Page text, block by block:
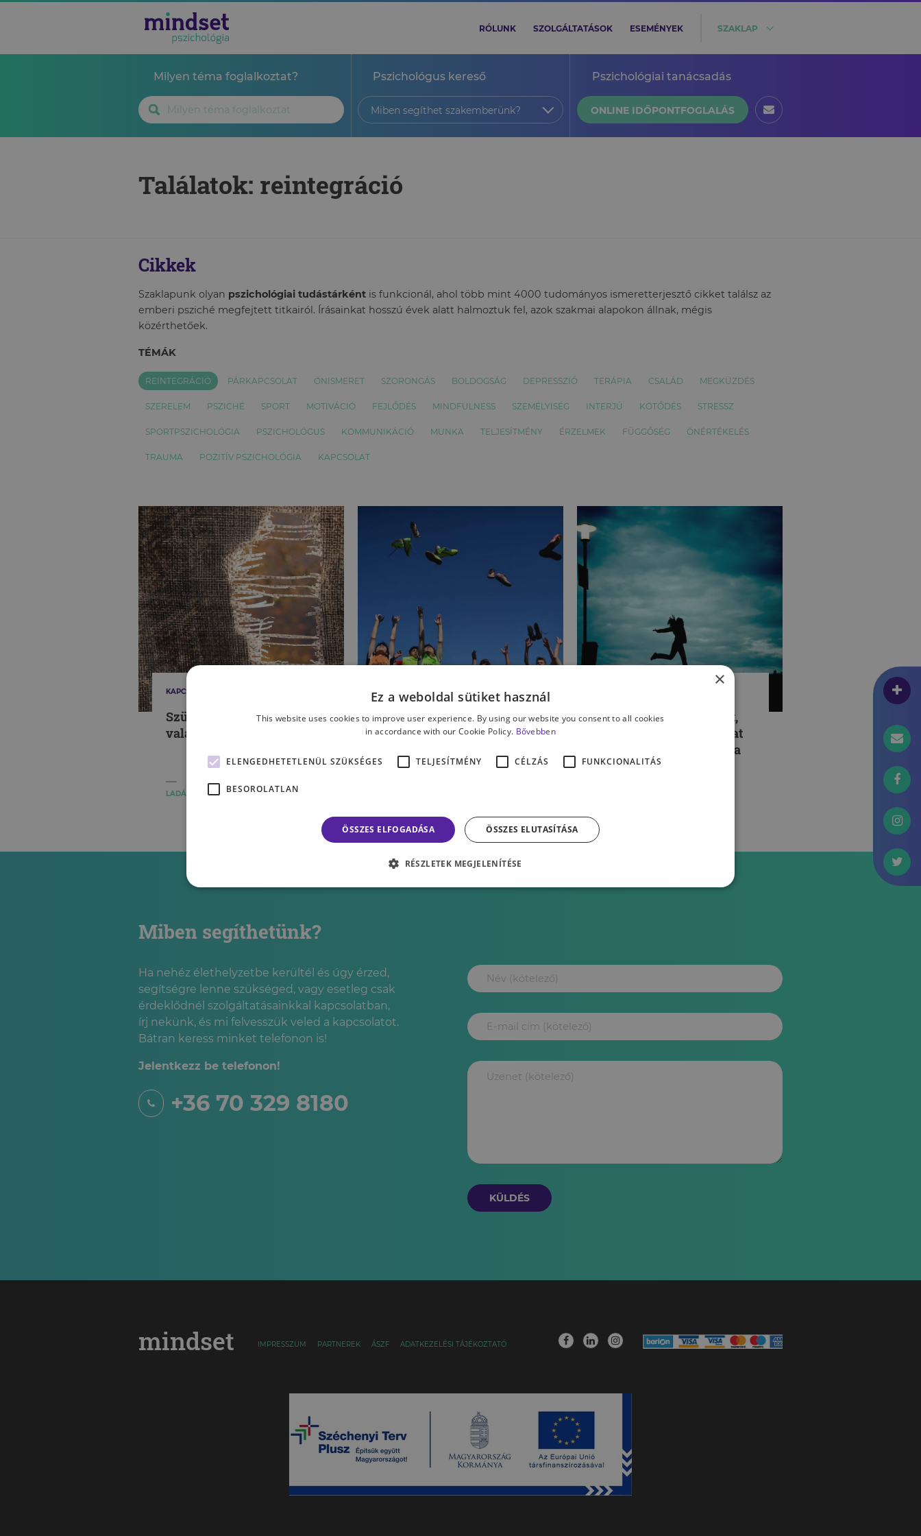
RÓLUNK SZOLGÁLTATÁSOK ESEMÉNYEK SZAKLAP
Milyen téma foglalkoztat? Pszichológus kereső
Miben segíthet szakemberünk?
Pszichológiai tanácsadás
ONLINE IDŐPONTFOGLALÁS
Találatok: reintegráció
Cikkek
Szaklapunk olyan pszichológiai tudástárként is funkcionál, ahol több mint 4000 tudományos ismeretterjesztő cikket találsz az
emberi psziché megfejtett titkairól. Írásainkat hosszú évek alatt halmoztuk fel, azok szakmai alapokon állnak, mégis
közérthetőek.
TÉMÁK
REINTEGRÁCIÓ PÁRKAPCSOLAT ÖNISMERET SZORONGÁS BOLDOGSÁG DEPRESSZIÓ TERÁPIA CSALÁD MEGKÜZDÉS
SZERELEM PSZICHÉ SPORT MOTIVÁCIÓ FEJLŐDÉS MINDFULNESS SZEMÉLYISÉG INTERJÚ KÖTŐDÉS STRESSZ
SPORTPSZICHOLÓGIA PSZICHOLÓGUS KOMMUNIKÁCIÓ MUNKA TELJESÍTMÉNY ÉRZELMEK FÜGGŐSÉG ÖNÉRTÉKELÉS
TRAUMA POZITÍV PSZICHOLÓGIA KAPCSOLAT
KAPCSOLATAINK
Szülő a börtönben – nevet
valaki a végén? - II. rész
LADÁNYI BENCE
SPORTPSZICHOLÓGIA
„A nagymulti könyvelőtől
a Hős utcai srácokig” –
az Oltalom
„Foglalkoztasd a rabot,
különben ő foglalkoztat
téged!” – Reintegráció a
börtönben
Miben segíthetünk?
Ha nehéz élethelyzetbe kerültél és úgy érzed,
segítségre lenne szükséged, vagy esetleg csak
érdeklődnél szolgáltatásainkkal kapcsolatban,
írj nekünk, és mi felvesszük veled a kapcsolatot.
Bátran keress minket telefonon is!
Jelentkezz be telefonon!
+36 70 329 8180
KÜLDÉS
mindset IMPRESSZUM PARTNEREK ÁSZF ADATKEZELÉSI TÁJÉKOZTATÓ
×
Ez a weboldal sütiket használ
This website uses cookies to improve user experience. By using our website you consent to all cookies
in accordance with our Cookie Policy. Bővebben
ELENGEDHETETLENÜL SZÜKSÉGES TELJESÍTMÉNY CÉLZÁS FUNKCIONALITÁS
BESOROLATLAN
ÖSSZES ELFOGADÁSA ÖSSZES ELUTASÍTÁSA
RÉSZLETEK MEGJELENÍTÉSE